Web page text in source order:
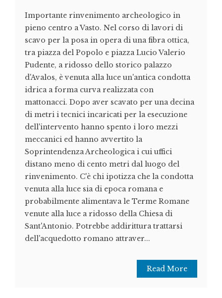
Importante rinvenimento archeologico in
pieno centro a Vasto. Nel corso di lavori di
scavo per la posa in opera di una fibra ottica,
tra piazza del Popolo e piazza Lucio Valerio
Pudente, a ridosso dello storico palazzo
d'Avalos, è venuta alla luce un'antica condotta
idrica a forma curva realizzata con
mattonacci. Dopo aver scavato per una decina
di metri i tecnici incaricati per la esecuzione
dell'intervento hanno spento i loro mezzi
meccanici ed hanno avvertito la
Soprintendenza Archeologica i cui uffici
distano meno di cento metri dal luogo del
rinvenimento. C'è chi ipotizza che la condotta
venuta alla luce sia di epoca romana e
probabilmente alimentava le Terme Romane
venute alla luce a ridosso della Chiesa di
Sant'Antonio. Potrebbe addirittura trattarsi
dell'acquedotto romano attraver...
Read More